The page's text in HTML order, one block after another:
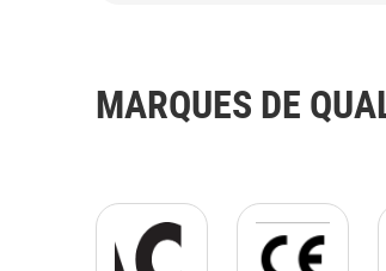
MARQUES DE
ACS GIF.gif